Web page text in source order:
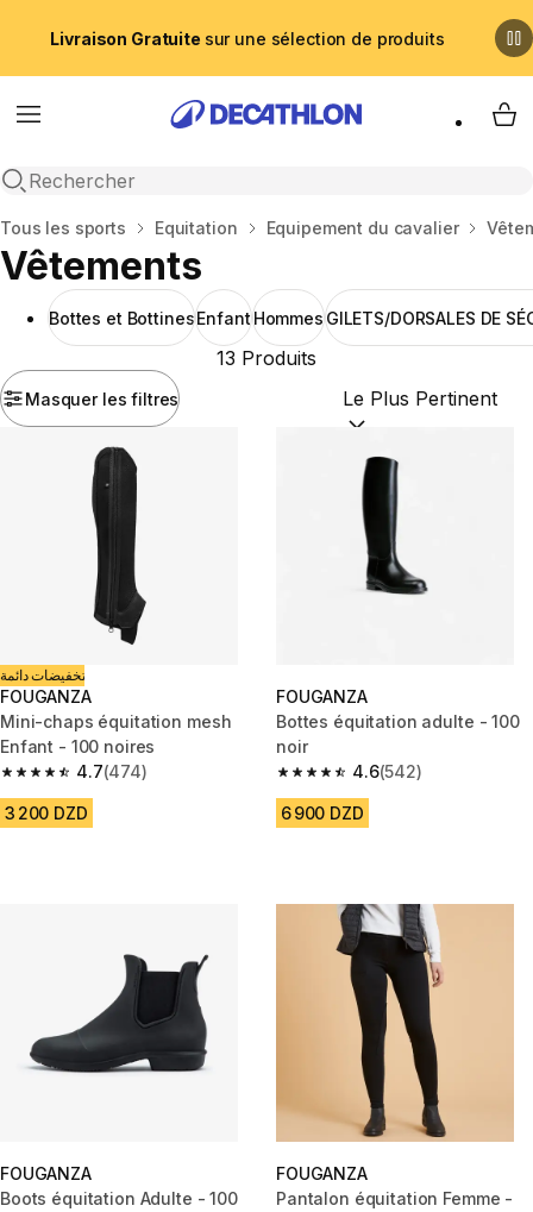
Livraison Gratuite sur une sélection de produits
Menu
Recherche ouverte
My
Accueil
Tous les sports Equitation Equipement du cavalier
Vêtements
Bottes et BottinesEnfant Hommes GILETS/DORSALES DE
Masquer les filtres
13 Produits
Trier par :(optional)
تخفيضات دائمة
FOUGANZA
Mini-chaps équitation mesh
Enfant - 100 noires
4.7
4.7 out of 5 stars from 474 reviews
(474)
3 200 DZD
FOUGANZA
Bottes équitation adulte - 100
noir
4.6
4.6 out of 5 stars from 542
(542)
6 900 DZD
FOUGANZA
Boots équitation Adulte - 100
FOUGANZA
Pantalon équitation Femme -